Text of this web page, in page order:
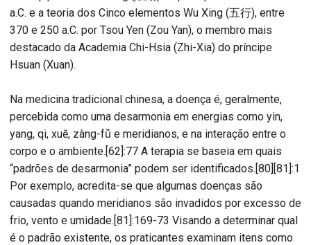
a.C. e a teoria dos Cinco elementos Wu Xing (五行), entre
370 e 250 a.C. por Tsou Yen (Zou Yan), o membro mais
destacado da Academia Chi-Hsia (Zhi-Xia) do príncipe
Hsuan (Xuan).
Na medicina tradicional chinesa, a doença é, geralmente,
percebida como uma desarmonia em energias como yin,
yang, qi, xuĕ, zàng-fǔ e meridianos, e na interação entre o
corpo e o ambiente.[62]:77 A terapia se baseia em quais
“padrões de desarmonia” podem ser identificados.[80][81]:1
Por exemplo, acredita-se que algumas doenças são
causadas quando meridianos são invadidos por excesso de
frio, vento e umidade.[81]:169-73 Visando a determinar qual
é o padrão existente, os praticantes examinam itens como